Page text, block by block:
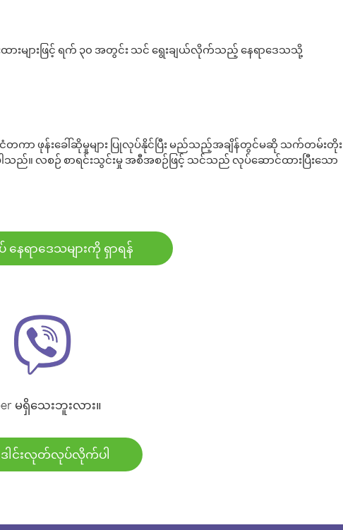
းများဖြင့် ရက် ၃၀ အတွင်း သင် ရွေးချယ်လိုက်သည့် နေရာဒေသသို့
ငံတကာ ဖုန်းခေါ်ဆိုမှုများ ပြုလုပ်နိုင်ပြီး မည်သည့်အချိန်တွင်မဆို သက်တမ်းတိုး
။ လစဉ် စာရင်းသွင်းမှု အစီအစဉ်ဖြင့် သင်သည် လုပ်ဆောင်ထားပြီးသော
ေရာဒေသများကို ရှာရန်
မရှိသေးဘူးလား။
ေါင်းလုတ်လုပ်လိုက်ပါ